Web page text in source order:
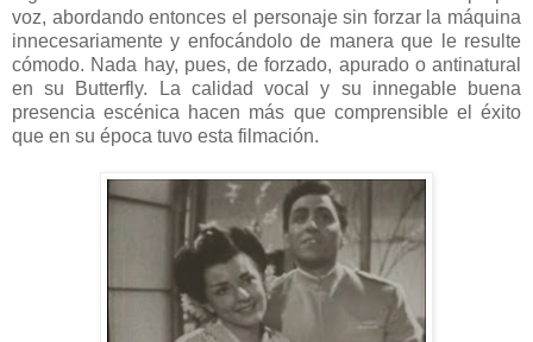
voz, abordando entonces el personaje sin forzar la máquina
innecesariamente y enfocándolo de manera que le resulte
cómodo. Nada hay, pues, de forzado, apurado o antinatural
en su Butterfly. La calidad vocal y su innegable buena
presencia escénica hacen más que comprensible el éxito
que en su época tuvo esta filmación.